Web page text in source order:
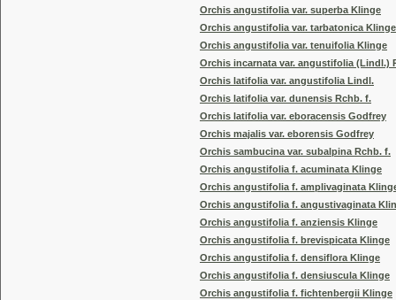
Orchis angustifolia var. superba Klinge
Orchis angustifolia var. tarbatonica Klinge
Orchis angustifolia var. tenuifolia Klinge
Orchis incarnata var. angustifolia (Lindl.)
Orchis latifolia var. angustifolia Lindl.
Orchis latifolia var. dunensis Rchb. f.
Orchis latifolia var. eboracensis Godfrey
Orchis majalis var. eborensis Godfrey
Orchis sambucina var. subalpina Rchb. f.
Orchis angustifolia f. acuminata Klinge
Orchis angustifolia f. amplivaginata
Orchis angustifolia f. angustivaginata
Orchis angustifolia f. anziensis Klinge
Orchis angustifolia f. brevispicata Klinge
Orchis angustifolia f. densiflora Klinge
Orchis angustifolia f. densiuscula Klinge
Orchis angustifolia f. fichtenbergii Klinge